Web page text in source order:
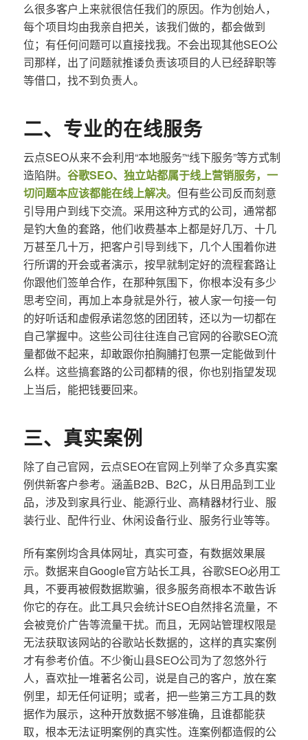
么很多客户上来就很信任我们的原因。作为创始人，
每个项目均由我亲自把关，该我们做的，都会做到
位；有任何问题可以直接找我。不会出现其他SEO公
司那样，出了问题就推诿负责该项目的人已经辞职等
等借口，找不到负责人。
二、专业的在线服务
云点SEO从来不会利用“本地服务”“线下服务”等方式制
造陷阱。 谷歌SEO、独立站都属于线上营销服务，一
切问题本应该都能在线上解决。但有些公司反而刻意
引导用户到线下交流。采用这种方式的公司，通常都
是钓大鱼的套路，他们收费基本上都是好几万、十几
万甚至几十万，把客户引导到线下，几个人围着你进
行所谓的开会或者演示，按早就制定好的流程套路让
你跟他们签单合作，在那种氛围下，你根本没有多少
思考空间，再加上本身就是外行，被人家一句接一句
的好听话和虚假承诺忽悠的团团转，还以为一切都在
自己掌握中。这些公司往往连自己官网的谷歌SEO流
量都做不起来，却敢跟你拍胸脯打包票一定能做到什
么样。这些搞套路的公司都精的很，你也别指望发现
上当后，能把钱要回来。
三、真实案例
除了自己官网，云点SEO在官网上列举了众多真实案
例供新客户参考。涵盖B2B、B2C，从日用品到工业
品，涉及到家具行业、能源行业、高精器材行业、服
装行业、配件行业、休闲设备行业、服务行业等等。
所有案例均含具体网址，真实可查，有数据效果展
示。数据来自Google官方站长工具，谷歌SEO必用工
具，不要再被假数据欺骗，很多服务商根本不敢告诉
你它的存在。此工具只会统计SEO自然排名流量，不
会被竞价广告等流量干扰。而且，无网站管理权限是
无法获取该网站的谷歌站长数据的，这样的真实案例
才有参考价值。不少衡山县SEO公司为了忽悠外行
人，喜欢扯一堆著名公司，说是自己的客户，放在案
例里，却无任何证明；或者，把一些第三方工具的数
据作为展示，这种开放数据不够准确，且谁都能获
取，根本无法证明案例的真实性。连案例都造假的公